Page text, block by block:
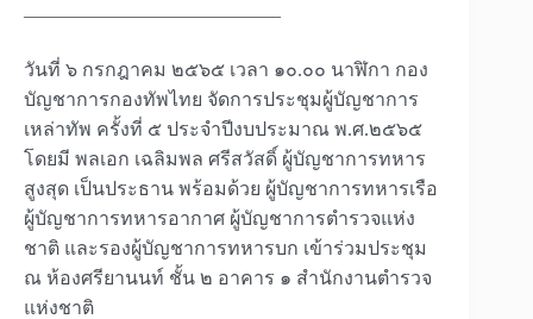
—————————————–
วันที่ ๖ กรกฎาคม ๒๕๖๕ เวลา ๑๐.๐๐ นาฬิกา กอง
บัญชาการกองทัพไทย จัดการประชุมผู้บัญชาการ
เหล่าทัพ ครั้งที่ ๕ ประจำปีงบประมาณ พ.ศ.๒๕๖๕
โดยมี พลเอก เฉลิมพล ศรีสวัสดิ์ ผู้บัญชาการทหาร
สูงสุด เป็นประธาน พร้อมด้วย ผู้บัญชาการทหารเรือ
ผู้บัญชาการทหารอากาศ ผู้บัญชาการตำรวจแห่ง
ชาติ และรองผู้บัญชาการทหารบก เข้าร่วมประชุม
ณ ห้องศรียานนท์ ชั้น ๒ อาคาร ๑ สำนักงานตำรวจ
แห่งชาติ